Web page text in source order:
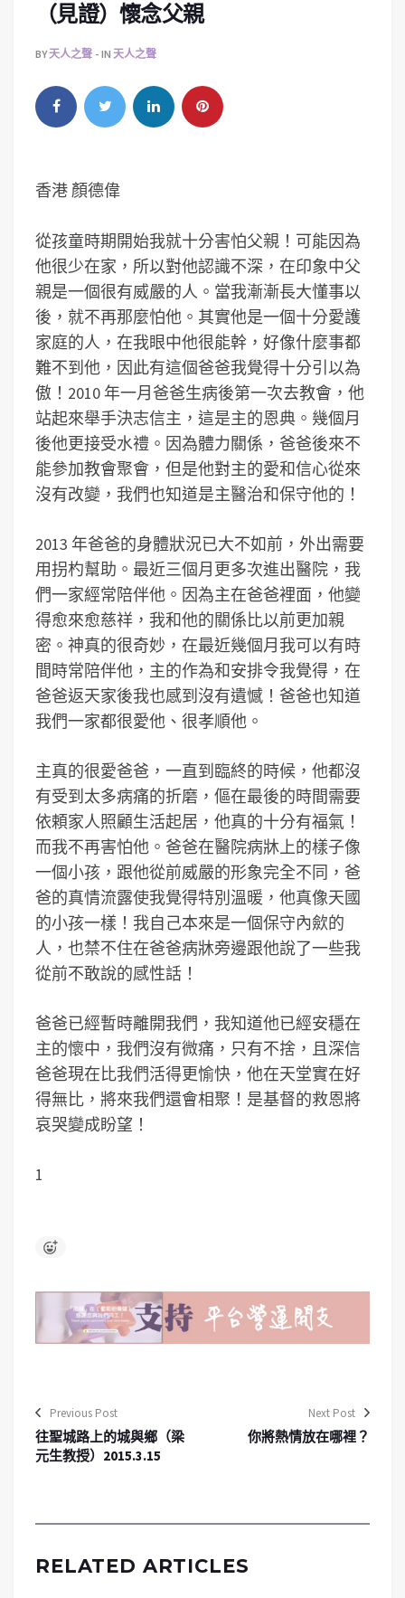
（見證）懷念父親
BY天人之聲 IN 天人之聲
香港 顏德偉
從孩童時期開始我就十分害怕父親！可能因為
他很少在家，所以對他認識不深，在印象中父
親是一個很有威嚴的人。當我漸漸長大懂事以
後，就不再那麼怕他。其實他是一個十分愛護
家庭的人，在我眼中他很能幹，好像什麼事都
難不到他，因此有這個爸爸我覺得十分引以為
傲！2010 年一月爸爸生病後第一次去教會，他
站起來舉手決志信主，這是主的恩典。幾個月
後他更接受水禮。因為體力關係，爸爸後來不
能參加教會聚會，但是他對主的愛和信心從來
沒有改變，我們也知道是主醫治和保守他的！
2013 年爸爸的身體狀況已大不如前，外出需要
用拐杓幫助。最近三個月更多次進出醫院，我
們一家經常陪伴他。因為主在爸爸裡面，他變
得愈來愈慈祥，我和他的關係比以前更加親
密。神真的很奇妙，在最近幾個月我可以有時
間時常陪伴他，主的作為和安排令我覺得，在
爸爸返天家後我也感到沒有遺憾！爸爸也知道
我們一家都很愛他、很孝順他。
主真的很愛爸爸，一直到臨終的時候，他都沒
有受到太多病痛的折磨，傴在最後的時間需要
依頼家人照顧生活起居，他真的十分有福氣！
而我不再害怕他。爸爸在醫院病牀上的樣子像
一個小孩，跟他從前威嚴的形象完全不同，爸
爸的真情流露使我覺得特別溫暖，他真像天國
的小孩一樣！我自己本來是一個保守內歛的
人，也禁不住在爸爸病牀旁邊跟他說了一些我
從前不敢說的感性話！
爸爸已經暫時離開我們，我知道他已經安穩在
主的懷中，我們沒有微痛，只有不捨，且深信
爸爸現在比我們活得更愉快，他在天堂實在好
得無比，將來我們還會相聚！是基督的救恩將
哀哭變成盼望！
1
Previous Post
往聖城路上的城與鄉（梁
元生教授）2015.3.15
Next Post
你將熱情放在哪裡？
RELATED ARTICLES